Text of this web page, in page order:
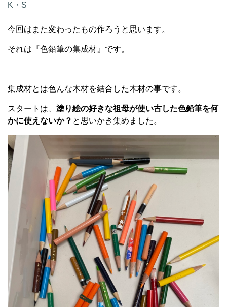
K・S
今回はまた変わったもの作ろうと思います。
それは『色鉛筆の集成材』です。
集成材とは色んな木材を結合した木材の事です。
スタートは、 塗り絵の好きな祖母が使い古した色鉛筆を何
かに使えないか？ と思いかき集めました。